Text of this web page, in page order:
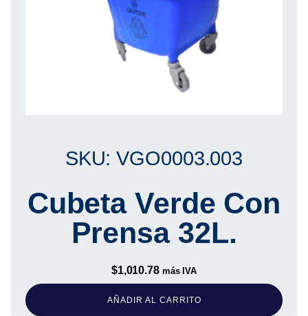
SKU: VGO0003.003
Cubeta Verde Con
Prensa 32L.
$1,010.78 más IVA
AÑADIR AL CARRITO